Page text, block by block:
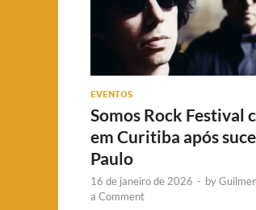
EVENTOS
Somos Rock Festival
em Curitiba após
Paulo
16 de janeiro de 2026 - by
a Comment